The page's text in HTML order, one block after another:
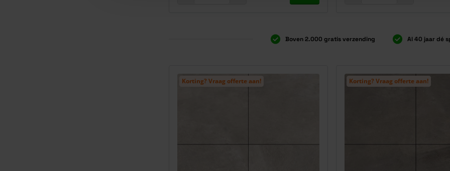
Boven 2.000 gratis verzending Al 40 jaar dé
Korting? Vraag offerte aan! Korting? Vraag offerte aan!